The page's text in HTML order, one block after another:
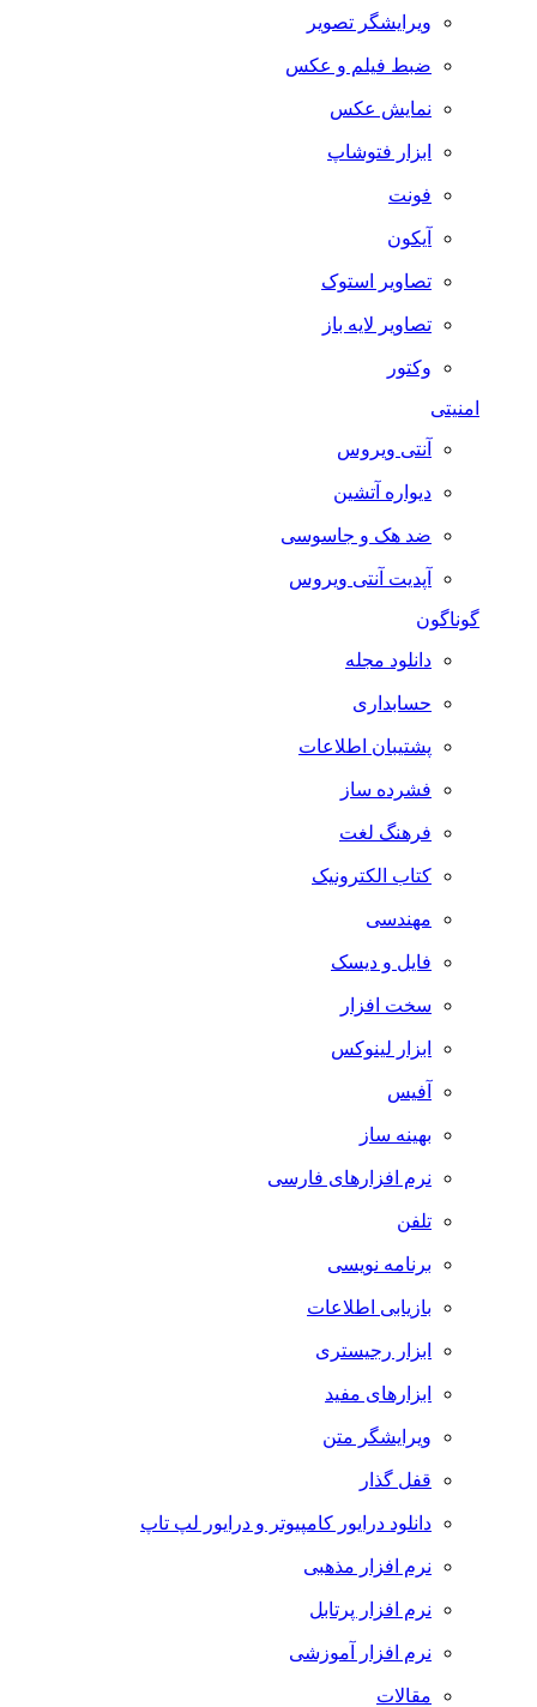
ویرایشگر تصویر
ضبط فيلم و عكس
نمایش عکس
ابزار فتوشاپ
فونت
آیکون
تصاویر استوک
تصاویر لایه باز
وکتور
امنیتی
آنتی ویروس
دیواره آتشین
ضد هک و جاسوسی
آپدیت آنتی ویروس
گوناگون
دانلود مجله
حسابداری
پشتیبان اطلاعات
فشرده ساز
فرهنگ لغت
کتاب الکترونیک
مهندسی
فایل و دیسک
سخت افزار
ابزار لینوکس
آفیس
بهینه ساز
نرم افزارهای فارسی
تلفن
برنامه نویسی
بازیابی اطلاعات
ابزار رجیستری
ابزارهای مفید
ویرایشگر متن
قفل گذار
دانلود درایور کامپیوتر و درایور لپ تاپ
نرم افزار مذهبی
نرم افزار پرتابل
نرم افزار آموزشی
مقالات